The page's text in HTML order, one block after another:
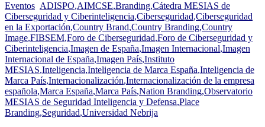
Eventos ADISPO,AIMCSE,Branding,Cátedra MESIAS de
Ciberseguridad y Ciberinteligencia,Ciberseguridad,Ciberseguridad
en la Exportación,Country Brand,Country Branding,Country
Image,FIBSEM,Foro de Ciberseguridad,Foro de Ciberseguridad y
Ciberinteligencia,Imagen de España,Imagen Internacional,Imagen
Internacional de España,Imagen País,Instituto
MESIAS,Inteligencia,Inteligencia de Marca España,Inteligencia de
Marca País,Internacionalización,Internacionalización de la empresa
española,Marca España,Marca País,Nation Branding,Observatorio
MESIAS de Seguridad Inteligencia y Defensa,Place
Branding,Seguridad,Universidad Nebrija